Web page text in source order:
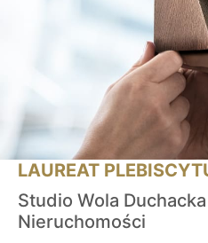
LAUREAT
Studio Wola
Nieruchomości